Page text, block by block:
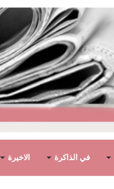
في الذاكرة الاخيرة